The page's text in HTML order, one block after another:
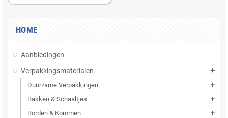
HOME
Aanbiedingen
Verpakkingsmaterialen
add
Duurzame Verpakkingen add
Bakken & Schaaltjes add
Borden & Kommen add